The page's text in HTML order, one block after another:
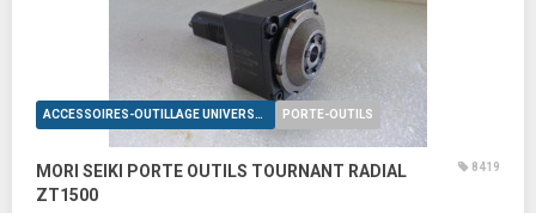
ACCESSOIRES-OUTILLAGE UNIVERSELS PORTE-OUTILS
MORI SEIKI PORTE OUTILS TOURNANT RADIAL
ZT1500
8419